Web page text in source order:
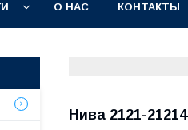
О НАС КОНТАКТЫ
Нива 2121-21214